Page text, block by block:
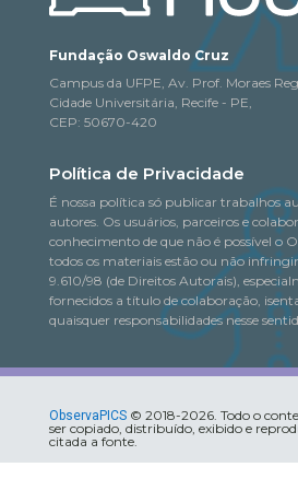
Fundação Oswaldo Cruz
Campus da UFPE, Av. Prof. Moraes
Cidade Universitária, Recife - PE,
CEP: 50670-420
Política de Privacidade
É nossa política só publicar trabalhos
autores. Os usuários, parceiros e
conhecimento de que não é possível o
todos os materiais estão ou não
9.610/98 (de Direitos Autorais),
fornecidos a título de colaboração,
quaisquer responsabilidades nesse
ObservaPICS© 2018-2026. Todo o
ser copiado, distribuído, exibido e
citada a fonte.